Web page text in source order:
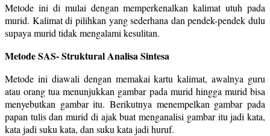
Metode ini di mulai dengan memperkenalkan kalimat utuh pada
murid. Kalimat di pilihkan yang sederhana dan pendek-pendek dulu
supaya murid tidak mengalami kesulitan.
Metode SAS- Struktural Analisa Sintesa
Metode ini diawali dengan memakai kartu kalimat, awalnya guru
atau orang tua menunjukkan gambar pada murid hingga murid bisa
menyebutkan gambar itu. Berikutnya menempelkan gambar pada
papan tulis dan murid di ajak buat menganalisi gambar itu jadi kata,
kata jadi suku kata, dan suku kata jadi huruf.